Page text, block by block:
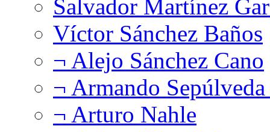
Salvador Martínez
Víctor Sánchez Baños
¬ Alejo Sánchez Cano
¬ Armando
¬ Arturo Nahle